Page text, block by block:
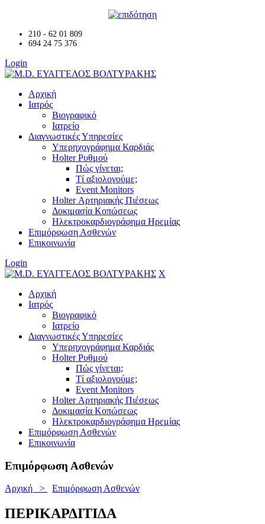
210 - 62 01 809
694 24 75 376
Login
Αρχική
Ιατρός
Βιογραφικό
Ιατρείο
Διαγνωστικές Υπηρεσίες
Υπερηχογράφημα Καρδιάς
Holter Ρυθμού
Πώς γίνεται;
Τί αξιολογούμε;
Event Monitors
Holter Αρτηριακής Πιέσεως
Δοκιμασία Κοπώσεως
Ηλεκτροκαρδιογράφημα Ηρεμίας
Επιμόρφωση Ασθενών
Επικοινωνία
Login
X
Αρχική
Ιατρός
Βιογραφικό
Ιατρείο
Διαγνωστικές Υπηρεσίες
Υπερηχογράφημα Καρδιάς
Holter Ρυθμού
Πώς γίνεται;
Τί αξιολογούμε;
Event Monitors
Holter Αρτηριακής Πιέσεως
Δοκιμασία Κοπώσεως
Ηλεκτροκαρδιογράφημα Ηρεμίας
Επιμόρφωση Ασθενών
Επικοινωνία
Επιμόρφωση Ασθενών
Αρχική > Επιμόρφωση Ασθενών
ΠΕΡΙΚΑΡΔΙΤΙΔΑ